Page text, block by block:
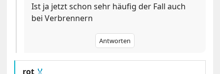
Ist ja jetzt schon sehr häufig der Fall auch
bei Verbrennern
Antworten
rot 🏅